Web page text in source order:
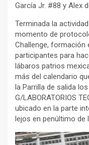
García Jr. #88 y Alex
Terminada la
momento de
Challenge, formación
participantes para
lábaros patrios
más del calendario
la Parrilla de salida
G/LABORATORIOS
ubicado en la parte
lejos en penúltimo de